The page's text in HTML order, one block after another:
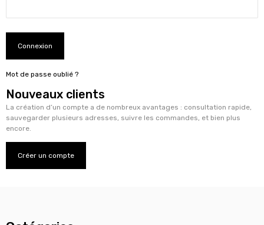
Connexion
Mot de passe oublié ?
Nouveaux clients
La création d’un compte a de nombreux avantages : consultation rapide,
sauvegarder plusieurs adresses, suivre les commandes, et bien plus
encore.
Créer un compte